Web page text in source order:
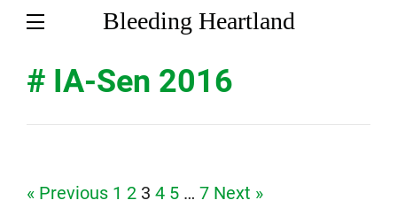
Bleeding Heartland
# IA-Sen 2016
« Previous Page
1 Page
2 Page
3 Page
4 Page
5 … Page
7 Next »